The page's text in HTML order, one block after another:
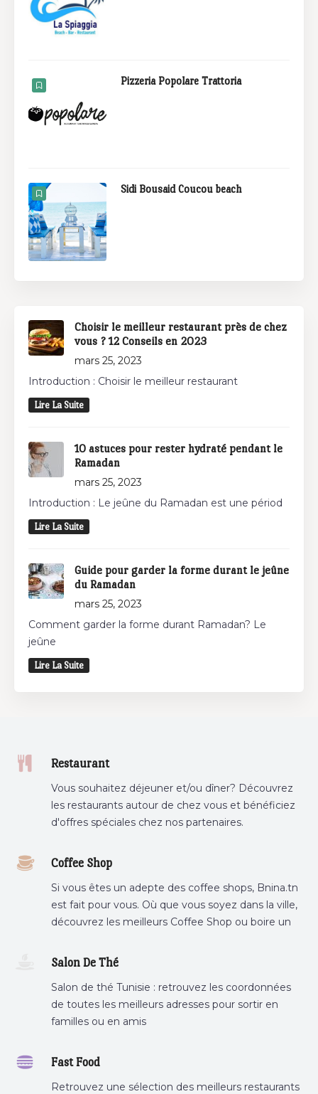
Pizzeria Popolare Trattoria
Sidi Bousaid Coucou beach
Choisir le meilleur restaurant près de chez
vous ? 12 Conseils en 2023
mars 25, 2023
Introduction : Choisir le meilleur restaurant
Lire La Suite
10 astuces pour rester hydraté pendant le
Ramadan
mars 25, 2023
Introduction : Le jeûne du Ramadan est une périod
Lire La Suite
Guide pour garder la forme durant le jeûne
du Ramadan
mars 25, 2023
Comment garder la forme durant Ramadan? Le
jeûne
Lire La Suite
Restaurant
Vous souhaitez déjeuner et/ou dîner? Découvrez
les restaurants autour de chez vous et bénéficiez
d'offres spéciales chez nos partenaires.
Coffee Shop
Si vous êtes un adepte des coffee shops, Bnina.tn
est fait pour vous. Où que vous soyez dans la ville,
découvrez les meilleurs Coffee Shop ou boire un
Salon De Thé
Salon de thé Tunisie : retrouvez les coordonnées
de toutes les meilleurs adresses pour sortir en
familles ou en amis
Fast Food
Retrouvez une sélection des meilleurs restaurants